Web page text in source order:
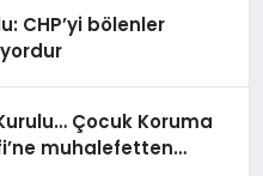
CHP’yi bölenler
Çocuk Koruma
muhalefetten